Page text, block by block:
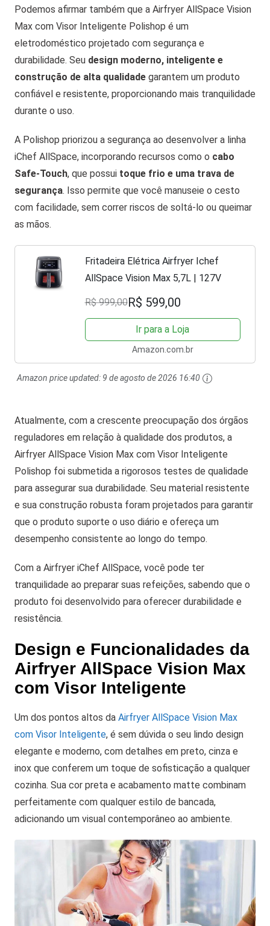
Podemos afirmar também que a Airfryer AllSpace Vision
Max com Visor Inteligente Polishop é um
eletrodoméstico projetado com segurança e
durabilidade. Seu design moderno, inteligente e
construção de alta qualidade garantem um produto
confiável e resistente, proporcionando mais tranquilidade
durante o uso.
A Polishop priorizou a segurança ao desenvolver a linha
iChef AllSpace, incorporando recursos como o cabo
Safe-Touch, que possui toque frio e uma trava de
segurança. Isso permite que você manuseie o cesto
com facilidade, sem correr riscos de soltá-lo ou queimar
as mãos.
Fritadeira Elétrica Airfryer Ichef
AllSpace Vision Max 5,7L | 127V
R$ 999,00R$ 599,00
Ir para a Loja
Amazon.com.br
Amazon price updated: 9 de agosto de 2026 16:40
Atualmente, com a crescente preocupação dos órgãos
reguladores em relação à qualidade dos produtos, a
Airfryer AllSpace Vision Max com Visor Inteligente
Polishop foi submetida a rigorosos testes de qualidade
para assegurar sua durabilidade. Seu material resistente
e sua construção robusta foram projetados para garantir
que o produto suporte o uso diário e ofereça um
desempenho consistente ao longo do tempo.
Com a Airfryer iChef AllSpace, você pode ter
tranquilidade ao preparar suas refeições, sabendo que o
produto foi desenvolvido para oferecer durabilidade e
resistência.
Design e Funcionalidades da
Airfryer AllSpace Vision Max
com Visor Inteligente
Um dos pontos altos da Airfryer AllSpace Vision Max
com Visor Inteligente, é sem dúvida o seu lindo design
elegante e moderno, com detalhes em preto, cinza e
inox que conferem um toque de sofisticação a qualquer
cozinha. Sua cor preta e acabamento matte combinam
perfeitamente com qualquer estilo de bancada,
adicionando um visual contemporâneo ao ambiente.